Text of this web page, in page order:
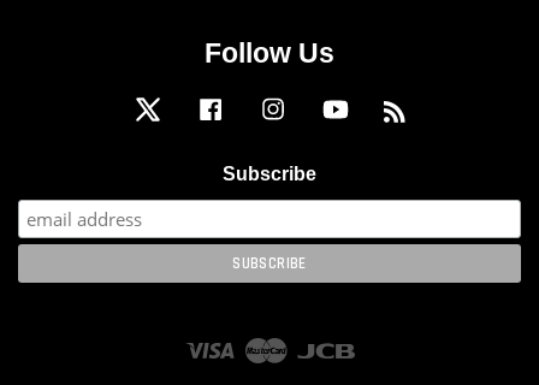
Follow Us
Twitter Facebook Instagram YouTube
Subscribe
Visa Master